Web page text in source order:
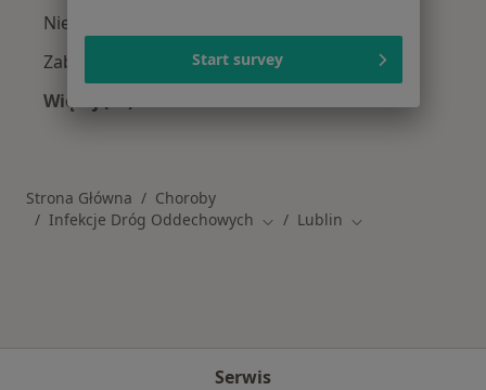
Niewydolność serca w Lublinie
Zaburzenia rytmu serca w Lublinie
Więcej (15)
Strona Główna
Choroby
Infekcje Dróg Oddechowych Zmień miasto
Lublin Zmień miasto
Serwis
Start survey